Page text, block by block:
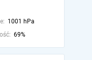
1001 hPa
69%